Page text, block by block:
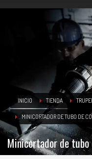
INICIO TIENDA
MINICORTADOR DE TUBO DE
Minicortador de tubo